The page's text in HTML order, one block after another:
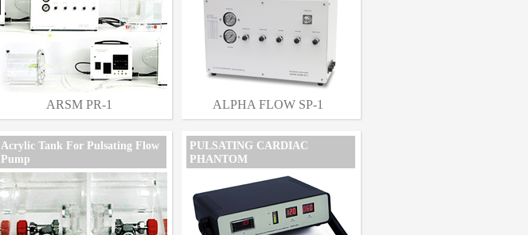
ARSM PR-1 ALPHA FLOW SP-1
Acrylic Tank For Pulsating Flow
Pump
PULSATING CARDIAC
PHANTOM